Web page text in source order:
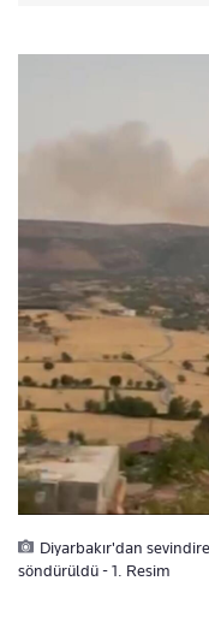
Diyarbakır'dan
söndürüldü - 1. Resim